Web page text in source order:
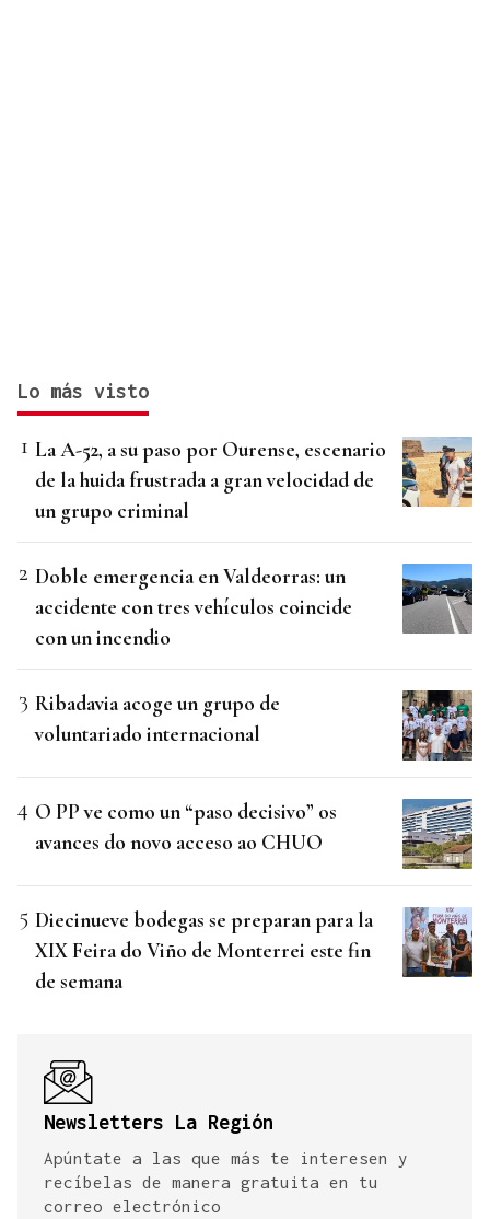
Lo más visto
La A-52, a su paso por Ourense, escenario
de la huida frustrada a gran velocidad de
un grupo criminal
Doble emergencia en Valdeorras: un
accidente con tres vehículos coincide
con un incendio
Ribadavia acoge un grupo de
voluntariado internacional
O PP ve como un “paso decisivo” os
avances do novo acceso ao CHUO
Diecinueve bodegas se preparan para la
XIX Feira do Viño de Monterrei este fin
de semana
Newsletters La Región
Apúntate a las que más te interesen y
recíbelas de manera gratuita en tu
correo electrónico